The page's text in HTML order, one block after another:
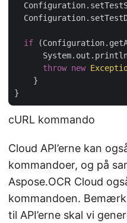
if
throw new
    }
cURL kommando
Cloud API’erne kan
kommandoer, og på
Aspose.OCR Cloud
kommandoen.
til API’erne skal vi